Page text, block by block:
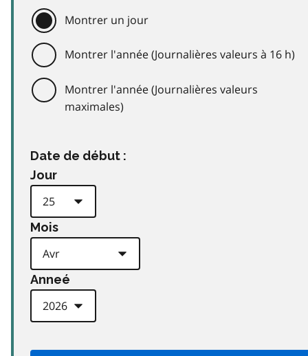
Montrer un jour
Montrer l'année (Journalières valeurs à 16 h)
Montrer l'année (Journalières valeurs
maximales)
Date de début :
Jour
Mois
Anneé